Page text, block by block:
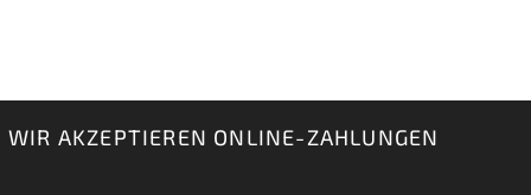
WIR AKZEPTIEREN ONLINE-ZAHLUNGEN